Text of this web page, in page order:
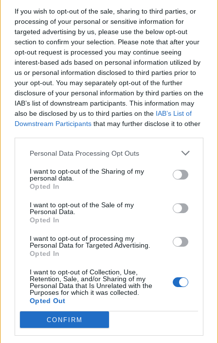
If you wish to opt-out of the sale, sharing to third parties, or
processing of your personal or sensitive information for
targeted advertising by us, please use the below opt-out
section to confirm your selection. Please note that after your
opt-out request is processed you may continue seeing
interest-based ads based on personal information utilized by
us or personal information disclosed to third parties prior to
your opt-out. You may separately opt-out of the further
disclosure of your personal information by third parties on the
IAB’s list of downstream participants. This information may
also be disclosed by us to third parties on the IAB’s List of
Downstream Participants that may further disclose it to other
Personal Data Processing Opt Outs
I want to opt-out of the Sharing of my
personal data.
Opted In
I want to opt-out of the Sale of my
Personal Data.
Opted In
I want to opt-out of processing my
Personal Data for Targeted Advertising.
Opted In
I want to opt-out of Collection, Use,
Retention, Sale, and/or Sharing of my
Personal Data that Is Unrelated with the
Purposes for which it was collected.
Opted Out
CONFIRM
Dame Mary Quant on brittiläinen
muotisuunnittelija, joka tunnetaan parhaiten
1960-luvun
Info
Tietosuojalauseke
Mediatiedot
RSS-ohje
Yhteistyössä
Jocka
Päivän Lehti
Lifestyle
Koti & Asuminen
Viihde
StaraTV
Autot
Elokuvat
Some
YouTube
Instagram
Twitter